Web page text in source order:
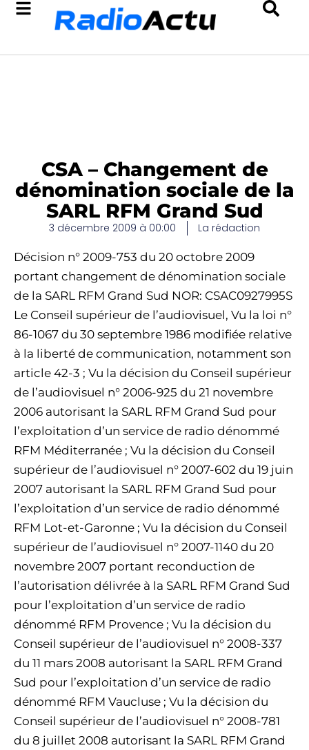
CSA – Changement de
dénomination sociale de la
SARL RFM Grand Sud
3 décembre 2009 à 00:00 La rédaction
Décision n° 2009-753 du 20 octobre 2009
portant changement de dénomination sociale
de la SARL RFM Grand Sud NOR: CSAC0927995S
Le Conseil supérieur de l’audiovisuel, Vu la loi n°
86-1067 du 30 septembre 1986 modifiée relative
à la liberté de communication, notamment son
article 42-3 ; Vu la décision du Conseil supérieur
de l’audiovisuel n° 2006-925 du 21 novembre
2006 autorisant la SARL RFM Grand Sud pour
l’exploitation d’un service de radio dénommé
RFM Méditerranée ; Vu la décision du Conseil
supérieur de l’audiovisuel n° 2007-602 du 19 juin
2007 autorisant la SARL RFM Grand Sud pour
l’exploitation d’un service de radio dénommé
RFM Lot-et-Garonne ; Vu la décision du Conseil
supérieur de l’audiovisuel n° 2007-1140 du 20
novembre 2007 portant reconduction de
l’autorisation délivrée à la SARL RFM Grand Sud
pour l’exploitation d’un service de radio
dénommé RFM Provence ; Vu la décision du
Conseil supérieur de l’audiovisuel n° 2008-337
du 11 mars 2008 autorisant la SARL RFM Grand
Sud pour l’exploitation d’un service de radio
dénommé RFM Vaucluse ; Vu la décision du
Conseil supérieur de l’audiovisuel n° 2008-781
du 8 juillet 2008 autorisant la SARL RFM Grand